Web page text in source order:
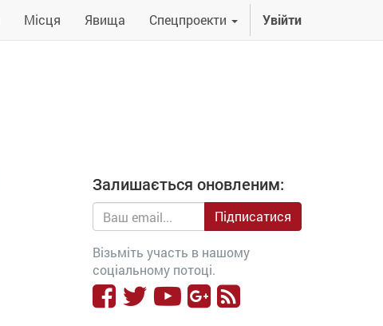
Місця Явища Спецпроекти Увійти
Залишається оновленим:
Підписатися
Візьміть участь в нашому
соціальному потоці.